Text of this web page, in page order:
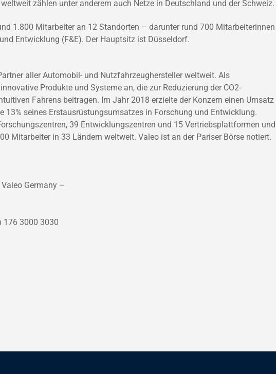
zählen unter anderem auch Netze in Deutschland und der Schweiz.
1.800 Mitarbeiter an 12 Standorten – darunter rund 700 Mitarbeiterinnen
Entwicklung (F&E). Der Hauptsitz ist Düsseldorf.
aller Automobil- und Nutzfahrzeughersteller weltweit. Als
Produkte und Systeme an, die zur Reduzierung der CO2-
Fahrens beitragen. Im Jahr 2018 erzielte der Konzern einen Umsatz
13% seines Erstausrüstungsumsatzes in Forschung und Entwicklung.
39 Entwicklungszentren und 15 Vertriebsplattformen und
Mitarbeiter in 33 Ländern weltweit. Valeo ist an der Pariser Börse notiert.
Germany –
176 3000 3030